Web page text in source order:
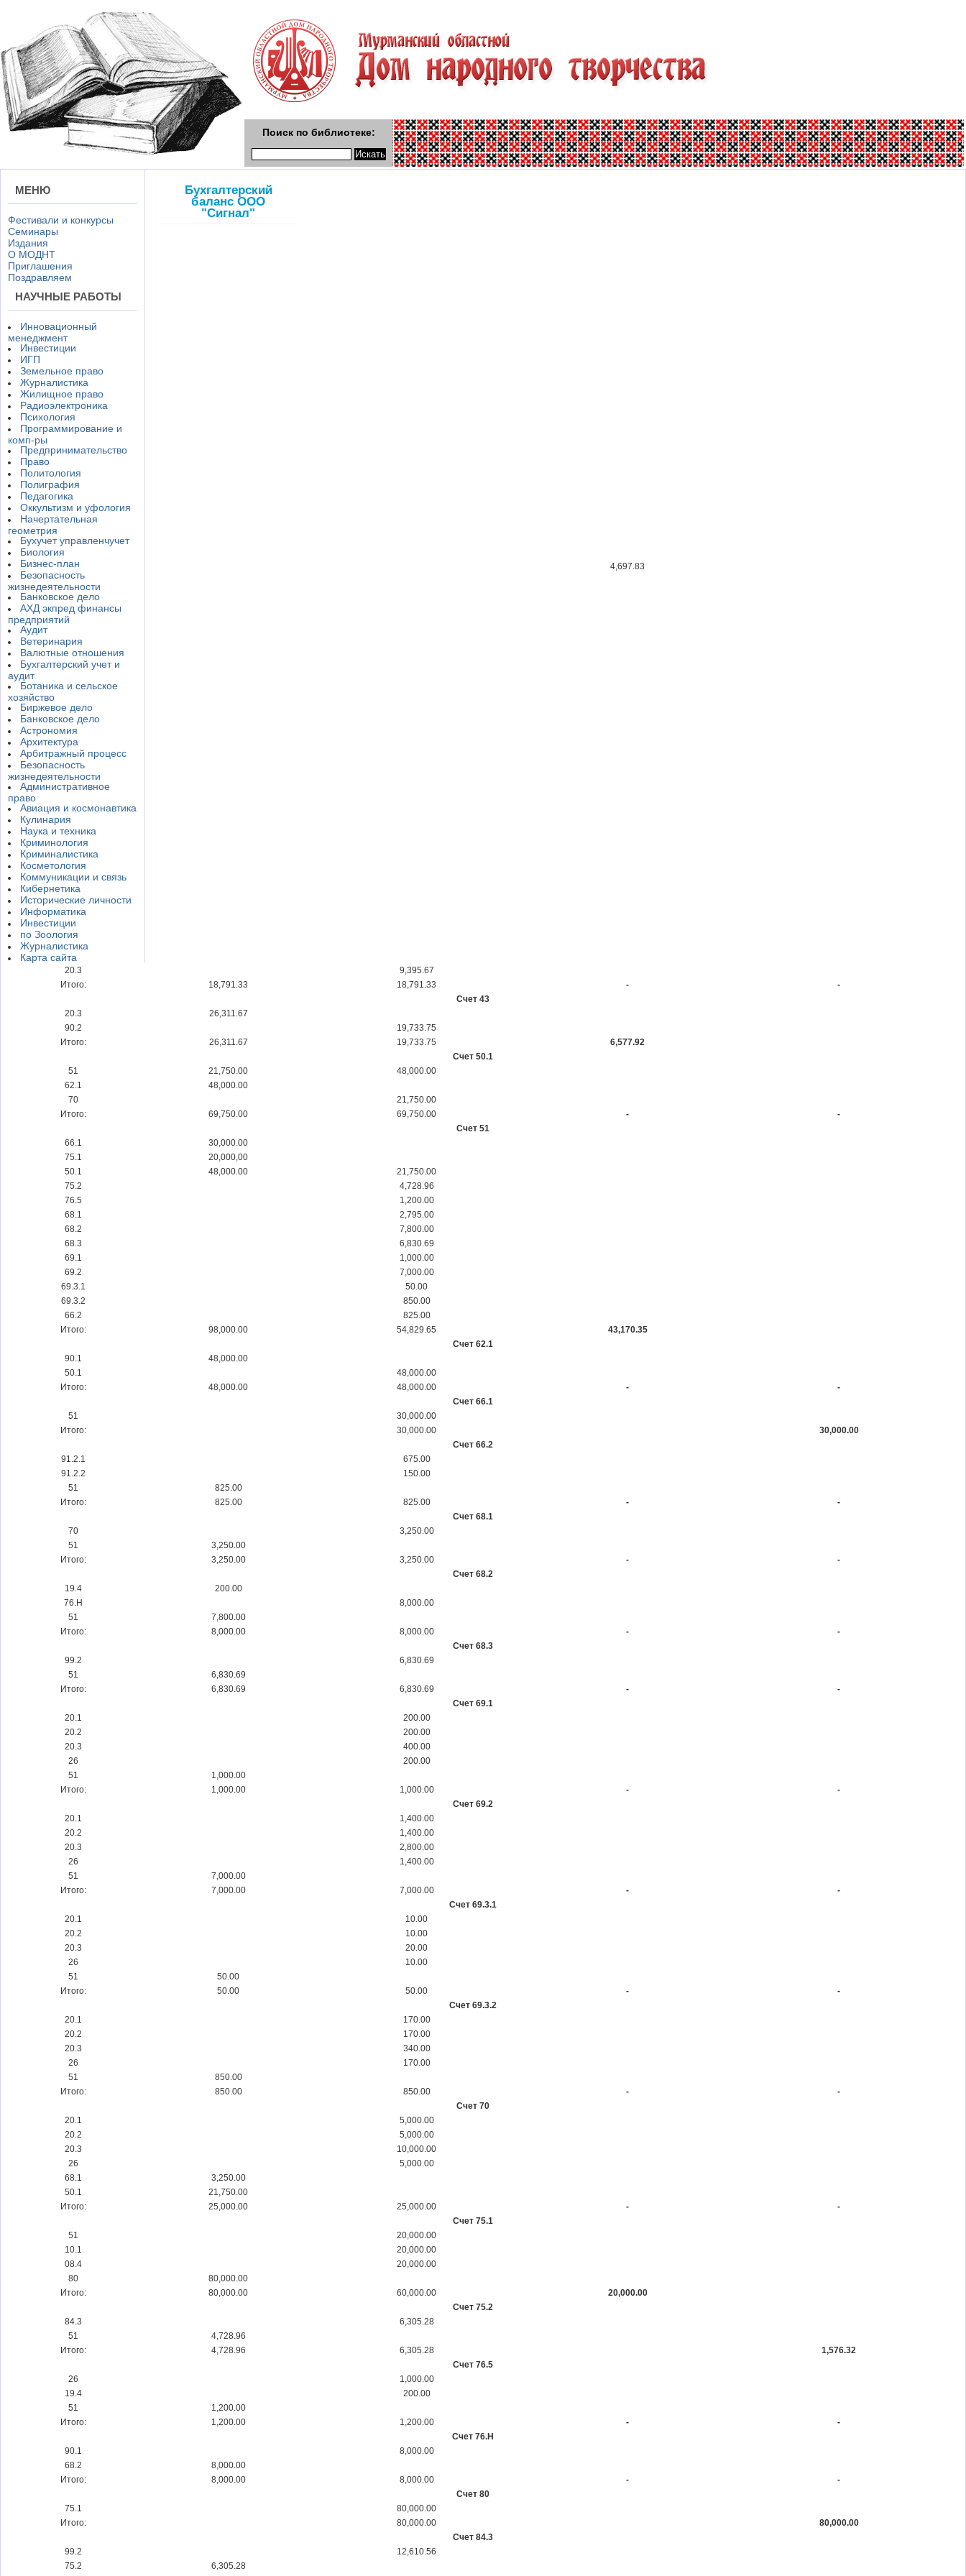
Поиск по библиотеке:
МЕНЮ
Фестивали и конкурсы
Семинары
Издания
О МОДНТ
Приглашения
Поздравляем
НАУЧНЫЕ РАБОТЫ
Инновационный
менеджмент
Инвестиции
ИГП
Земельное право
Журналистика
Жилищное право
Радиоэлектроника
Психология
Программирование и
комп-ры
Предпринимательство
Право
Политология
Полиграфия
Педагогика
Оккультизм и уфология
Начертательная
геометрия
Бухучет управленчучет
Биология
Бизнес-план
Безопасность
жизнедеятельности
Банковское дело
АХД экпред финансы
предприятий
Аудит
Ветеринария
Валютные отношения
Бухгалтерский учет и
аудит
Ботаника и сельское
хозяйство
Биржевое дело
Банковское дело
Астрономия
Архитектура
Арбитражный процесс
Безопасность
жизнедеятельности
Административное
право
Авиация и космонавтика
Кулинария
Наука и техника
Криминология
Криминалистика
Косметология
Коммуникации и связь
Кибернетика
Исторические личности
Информатика
Инвестиции
по Зоология
Журналистика
Карта сайта
Бухгалтерский
баланс ООО
"Сигнал"
4,697.83
20.3
9,395.67
Итого:
18,791.33 18,791.33 -
-
Счет 43
20.3
26,311.67
90.2
19,733.75
Итого:
26,311.67 19,733.75
6,577.92
Счет 50.1
51
21,750.00
48,000.00
62.1
48,000.00
70
21,750.00
Итого:
69,750.00 69,750.00 -
-
Счет 51
66.1
30,000.00
75.1
20,000,00
50.1
48,000.00
21,750.00
75.2
4,728.96
76.5
1,200.00
68.1
2,795.00
68.2
7,800.00
68.3
6,830.69
69.1
1,000.00
69.2
7,000.00
69.3.1
50.00
69.3.2
850.00
66.2
825.00
Итого:
98,000.00 54,829.65
43,170.35
Счет 62.1
90.1
48,000.00
50.1
48,000.00
Итого:
48,000.00 48,000.00 -
-
Счет 66.1
51
30,000.00
Итого:
30,000.00
30,000.00
Счет 66.2
91.2.1
675.00
91.2.2
150.00
51
825.00
Итого:
825.00 825.00 -
-
Счет 68.1
70
3,250.00
51
3,250.00
Итого:
3,250.00 3,250.00 -
-
Счет 68.2
19.4
200.00
76.Н
8,000.00
51
7,800.00
Итого:
8,000.00 8,000.00 -
-
Счет 68.3
99.2
6,830.69
51
6,830.69
Итого:
6,830.69 6,830.69 -
-
Счет 69.1
20.1
200.00
20.2
200.00
20.3
400.00
26
200.00
51
1,000.00
Итого:
1,000.00 1,000.00 -
-
Счет 69.2
20.1
1,400.00
20.2
1,400.00
20.3
2,800.00
26
1,400.00
51
7,000.00
Итого:
7,000.00 7,000.00 -
-
Счет 69.3.1
20.1
10.00
20.2
10.00
20.3
20.00
26
10.00
51
50.00
Итого:
50.00 50.00 -
-
Счет 69.3.2
20.1
170.00
20.2
170.00
20.3
340.00
26
170.00
51
850.00
Итого:
850.00 850.00 -
-
Счет 70
20.1
5,000.00
20.2
5,000.00
20.3
10,000.00
26
5,000.00
68.1
3,250.00
50.1
21,750.00
Итого:
25,000.00 25,000.00 -
-
Счет 75.1
51
20,000.00
10.1
20,000.00
08.4
20,000.00
80
80,000.00
Итого:
80,000.00 60,000.00
20,000.00
Счет 75.2
84.3
6,305.28
51
4,728.96
Итого:
4,728.96 6,305.28
1,576.32
Счет 76.5
26
1,000.00
19.4
200.00
51
1,200.00
Итого:
1,200.00 1,200.00 -
-
Счет 76.Н
90.1
8,000.00
68.2
8,000.00
Итого:
8,000.00 8,000.00 -
-
Счет 80
75.1
80,000.00
Итого:
80,000.00
80,000.00
Счет 84.3
99.2
12,610.56
75.2
6,305.28